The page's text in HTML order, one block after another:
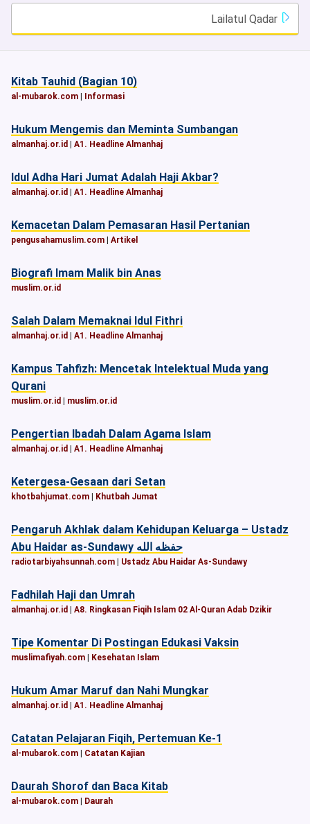
Lailatul Qadar
Kitab Tauhid (Bagian 10)
al-mubarok.com Informasi
Hukum Mengemis dan Meminta Sumbangan
almanhaj.or.id A1. Headline Almanhaj
Idul Adha Hari Jumat Adalah Haji Akbar?
almanhaj.or.id A1. Headline Almanhaj
Kemacetan Dalam Pemasaran Hasil Pertanian
pengusahamuslim.com Artikel
Biografi Imam Malik bin Anas
muslim.or.id
Salah Dalam Memaknai Idul Fithri
almanhaj.or.id A1. Headline Almanhaj
Kampus Tahfizh: Mencetak Intelektual Muda yang
Qurani
muslim.or.id muslim.or.id
Pengertian Ibadah Dalam Agama Islam
almanhaj.or.id A1. Headline Almanhaj
Ketergesa-Gesaan dari Setan
khotbahjumat.com Khutbah Jumat
Pengaruh Akhlak dalam Kehidupan Keluarga – Ustadz
Abu Haidar as-Sundawy حفظه الله
radiotarbiyahsunnah.com Ustadz Abu Haidar As-Sundawy
Fadhilah Haji dan Umrah
almanhaj.or.id A8. Ringkasan Fiqih Islam 02 Al-Quran Adab Dzikir
Tipe Komentar Di Postingan Edukasi Vaksin
muslimafiyah.com Kesehatan Islam
Hukum Amar Maruf dan Nahi Mungkar
almanhaj.or.id A1. Headline Almanhaj
Catatan Pelajaran Fiqih, Pertemuan Ke-1
al-mubarok.com Catatan Kajian
Daurah Shorof dan Baca Kitab
al-mubarok.com Daurah